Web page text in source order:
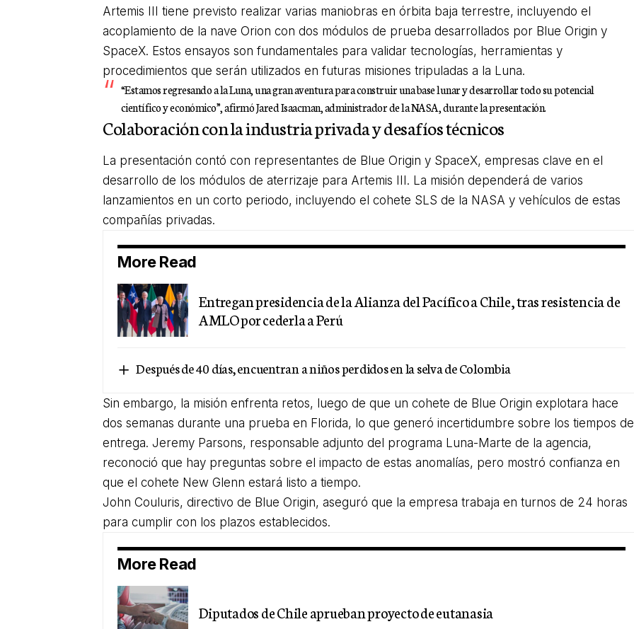
Artemis III tiene previsto realizar varias maniobras en órbita baja terrestre, incluyendo el
acoplamiento de la nave Orion con dos módulos de prueba desarrollados por Blue Origin y
SpaceX. Estos ensayos son fundamentales para validar tecnologías, herramientas y
procedimientos que serán utilizados en futuras misiones tripuladas a la Luna.
“Estamos regresando a la Luna, una gran aventura para construir una base lunar y desarrollar todo su potencial
científico y económico”, afirmó Jared Isaacman, administrador de la NASA, durante la presentación.
Colaboración con la industria privada y desafíos técnicos
La presentación contó con representantes de Blue Origin y SpaceX, empresas clave en el
desarrollo de los módulos de aterrizaje para Artemis III. La misión dependerá de varios
lanzamientos en un corto periodo, incluyendo el cohete SLS de la NASA y vehículos de estas
compañías privadas.
More Read
Entregan presidencia de la Alianza del Pacífico a Chile, tras resistencia de
AMLO por cederla a Perú
Después de 40 días, encuentran a niños perdidos en la selva de Colombia
Sin embargo, la misión enfrenta retos, luego de que un cohete de Blue Origin explotara hace
dos semanas durante una prueba en Florida, lo que generó incertidumbre sobre los tiempos de
entrega. Jeremy Parsons, responsable adjunto del programa Luna-Marte de la agencia,
reconoció que hay preguntas sobre el impacto de estas anomalías, pero mostró confianza en
que el cohete New Glenn estará listo a tiempo.
John Couluris, directivo de Blue Origin, aseguró que la empresa trabaja en turnos de 24 horas
para cumplir con los plazos establecidos.
More Read
Diputados de Chile aprueban proyecto de eutanasia